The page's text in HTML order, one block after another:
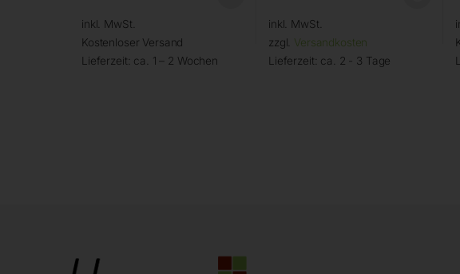
inkl. MwSt.
Kostenloser Versand
Lieferzeit: ca. 1 – 2 Wochen
inkl. MwSt.
zzgl. Versandkosten
Lieferzeit: ca. 2 - 3 Tage